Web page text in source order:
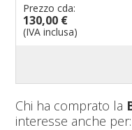
Prezzo cda:
130,00 €
(IVA inclusa)
Chi ha comprato la
interesse anche per: